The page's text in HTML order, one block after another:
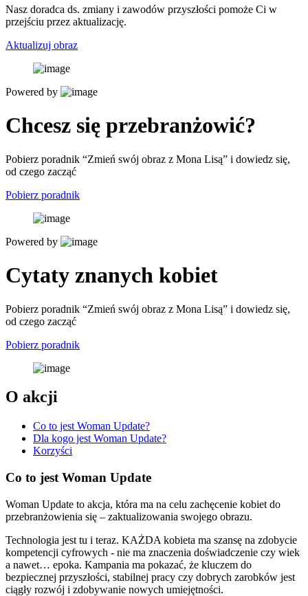
Nasz doradca ds. zmiany i zawodów przyszłości pomoże Ci w
przejściu przez aktualizację.
Aktualizuj obraz
Powered by
Chcesz się przebranżowić?
Pobierz poradnik “Zmień swój obraz z Mona Lisą” i dowiedz się,
od czego zacząć
Pobierz poradnik
Powered by
Cytaty znanych kobiet
Pobierz poradnik “Zmień swój obraz z Mona Lisą” i dowiedz się,
od czego zacząć
Pobierz poradnik
O akcji
Co to jest Woman Update?
Dla kogo jest Woman Update?
Korzyści
Co to jest Woman Update
Woman Update to akcja, która ma na celu zachęcenie kobiet do
przebranżowienia się – zaktualizowania swojego obrazu.
Technologia jest tu i teraz. KAŻDA kobieta ma szansę na zdobycie
kompetencji cyfrowych - nie ma znaczenia doświadczenie czy wiek
a nawet… epoka. Kampania ma pokazać, że kluczem do
bezpiecznej przyszłości, stabilnej pracy czy dobrych zarobków jest
ciągły rozwój i zdobywanie nowych umiejętności.